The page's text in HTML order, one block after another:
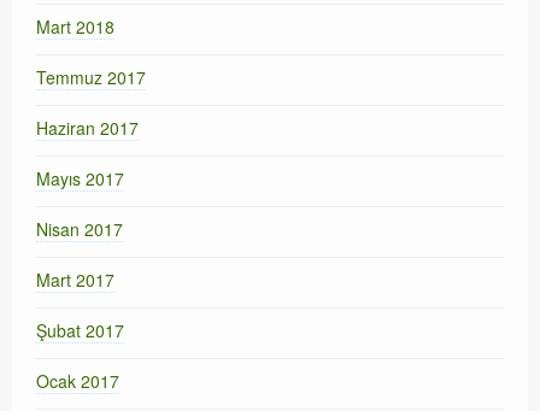
Mart 2018
Temmuz 2017
Haziran 2017
Mayıs 2017
Nisan 2017
Mart 2017
Şubat 2017
Ocak 2017